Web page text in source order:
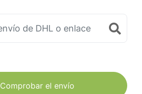
Comprobar el envío